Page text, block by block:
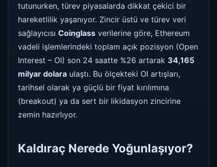
tutunurken, türev piyasalarda dikkat çekici bir
hareketlilik yaşanıyor. Zincir üstü ve türev veri
sağlayıcısı Coinglass verilerine göre, Ethereum
vadeli işlemlerindeki toplam açık pozisyon (Open
Interest – OI) son 24 saatte %26 artarak 34,165
milyar dolara ulaştı. Bu ölçekteki OI artışları,
tarihsel olarak ya güçlü bir fiyat kırılımına
(breakout) ya da sert bir likidasyon zincirine
zemin hazırlıyor.
Kaldıraç Nerede Yoğunlaşıyor?